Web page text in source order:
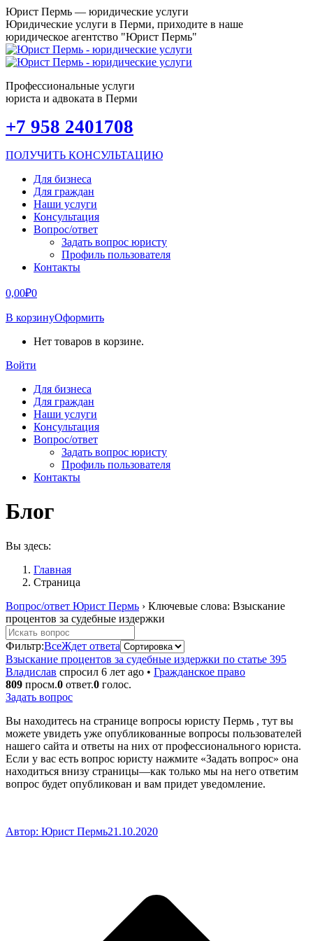
Перейти
к
содержанию
Юрист Пермь — юридические услуги
Юридические услуги в Перми, приходите в наше
юридическое агентство "Юрист Пермь"
Профессиональные услуги
юриста и адвоката в Перми
Страница
Facebook
в
окне
Страница
Вконтакте
в
окне
Страница
X
в
окне
Страница
Одноклассники
в
окне
Страница
Instagram
в
окне
Страница
Viber
в
окне
Страница
WhatsApp
в
окне
Страница
Telegram
в
окне
+7 958 2401708
ПОЛУЧИТЬ КОНСУЛЬТАЦИЮ
Для бизнеса
Для граждан
Наши услуги
Консультация
Вопрос/ответ
Задать вопрос юристу
Профиль пользователя
Контакты
0,00₽0
В корзинуОформить
Нет товаров в корзине.
Войти
Для бизнеса
Для граждан
Наши услуги
Консультация
Вопрос/ответ
Задать вопрос юристу
Профиль пользователя
Контакты
Блог
Вы здесь:
Главная
Страница
Вопрос/ответ Юрист Пермь › Ключевые слова: Взыскание
процентов за судебные издержки
Фильтр:ВсеЖдет ответа
Взыскание процентов за судебные издержки по статье 395
Владислав спросил 6 лет ago • Гражданское право
809 просм.0 ответ.0 голос.
Задать вопрос
Вы находитесь на странице вопросы юристу Пермь , тут вы
можете увидеть уже опубликованные вопросы пользователей
нашего сайта и ответы на них от профессионального юриста.
Если у вас есть вопрос юристу нажмите «Задать вопрос» она
находиться внизу страницы—как только мы на него ответим
вопрос будет опубликован и вам придет уведомление.
Автор: Юрист Пермь21.10.2020